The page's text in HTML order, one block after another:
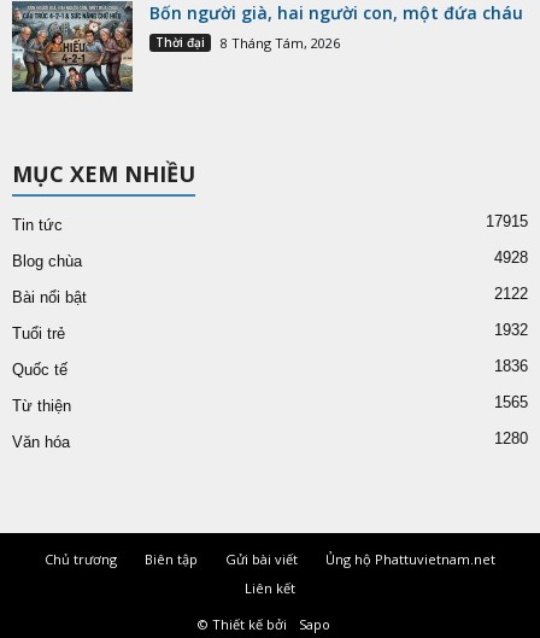
Bốn người già, hai người con, một đứa cháu
Thời đại 8 Tháng Tám, 2026
MỤC XEM NHIỀU
Tin tức 17915
Blog chùa 4928
Bài nổi bật 2122
Tuổi trẻ 1932
Quốc tế 1836
Từ thiện 1565
Văn hóa 1280
Chủ trương Biên tập Gửi bài viết
Ủng hộ Phattuvietnam.net
Liên kết
© Thiết kế bởi
Sapo